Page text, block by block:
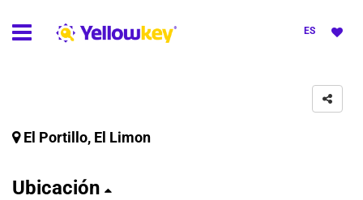
ES
El Portillo, El Limon
Ubicación